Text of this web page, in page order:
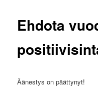
Ehdota
Äänestys on päättynyt!